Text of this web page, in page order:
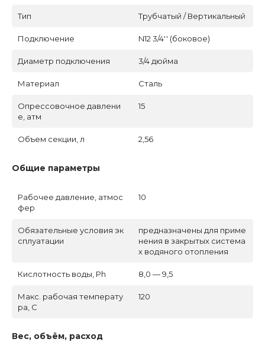
Тип Трубчатый / Вертикальный
Подключение N12 3/4'' (боковое)
Диаметр подключения 3/4 дюйма
Материал Сталь
Опрессовочное давлени
е, атм
15
Объем секции, л 2,56
Общие параметры
Рабочее давление, атмос
фер
10
Обязательные условия эк
сплуатации
предназначены для приме
нения в закрытых система
х водяного отопления
Кислотность воды, Ph 8,0 — 9,5
Макс. рабочая температу
ра, C
120
Вес, объём, расход